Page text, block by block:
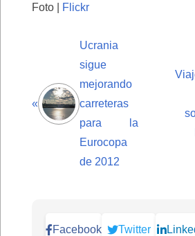
Foto | Flickr
«
Ucrania
sigue
mejorando
carreteras
para la
Eurocopa
de 2012
Facebook Twitter